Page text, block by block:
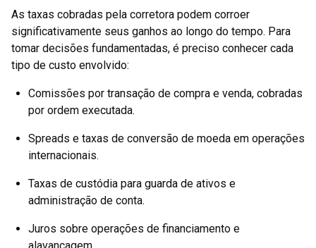
As taxas cobradas pela corretora podem corroer
significativamente seus ganhos ao longo do tempo. Para
tomar decisões fundamentadas, é preciso conhecer cada
tipo de custo envolvido:
Comissões por transação de compra e venda, cobradas
por ordem executada.
Spreads e taxas de conversão de moeda em operações
internacionais.
Taxas de custódia para guarda de ativos e
administração de conta.
Juros sobre operações de financiamento e